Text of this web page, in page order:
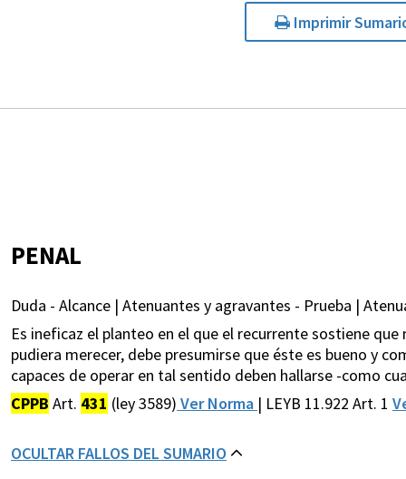
Imprimir
PENAL
Duda - Alcance | Atenuantes y agravantes - Prueba |
Es ineficaz el planteo en el que el recurrente sostiene
pudiera merecer, debe presumirse que éste es bueno y
capaces de operar en tal sentido deben hallarse -como
CPPB Art. 431 (ley 3589) Ver Norma | LEYB 11.922 Art. 1
OCULTAR FALLOS DEL SUMARIO